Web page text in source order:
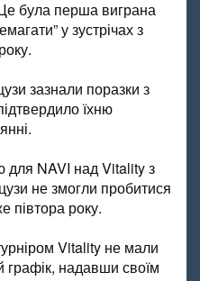
була перша виграна
у зустрічах з
зазнали поразки з
їхню
NAVI над Vitality з
не змогли пробитися
півтора року.
Vitality не мали
графік, надавши своїм